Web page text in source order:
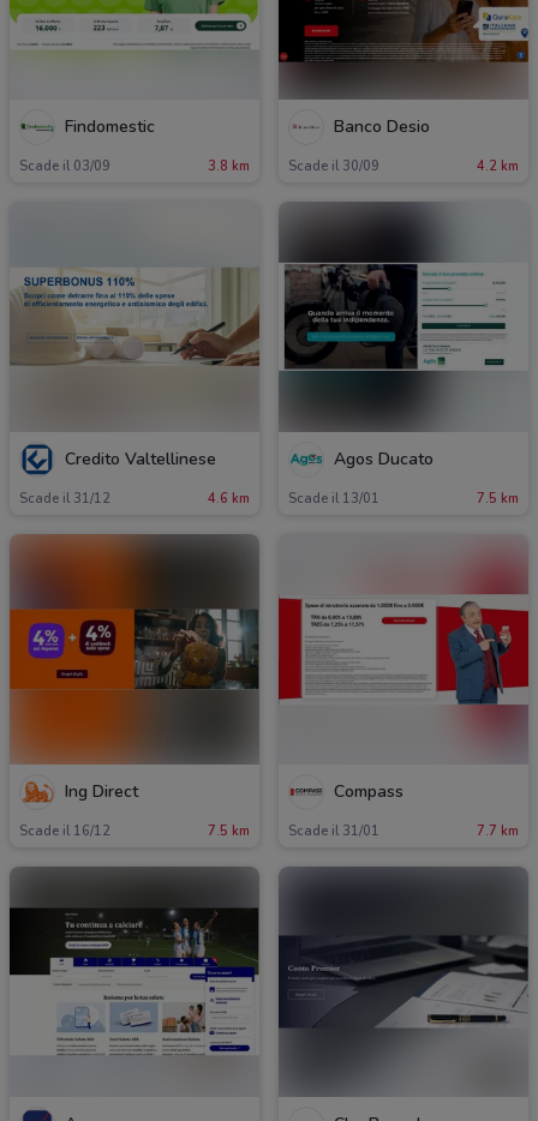
Findomestic
Scade il 03/09 3.8 km
Banco Desio
Scade il 30/09 4.2 km
Credito Valtellinese
Scade il 31/12 4.6 km
Agos Ducato
Scade il 13/01 7.5 km
Ing Direct
Scade il 16/12 7.5 km
Compass
Scade il 31/01 7.7 km